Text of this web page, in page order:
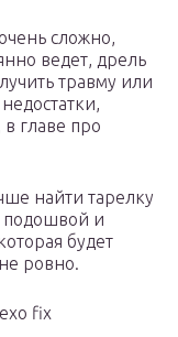
сложно,
ведет, дрель
травму или
главе про
найти тарелку
подошвой и
будет
ровно.
fix